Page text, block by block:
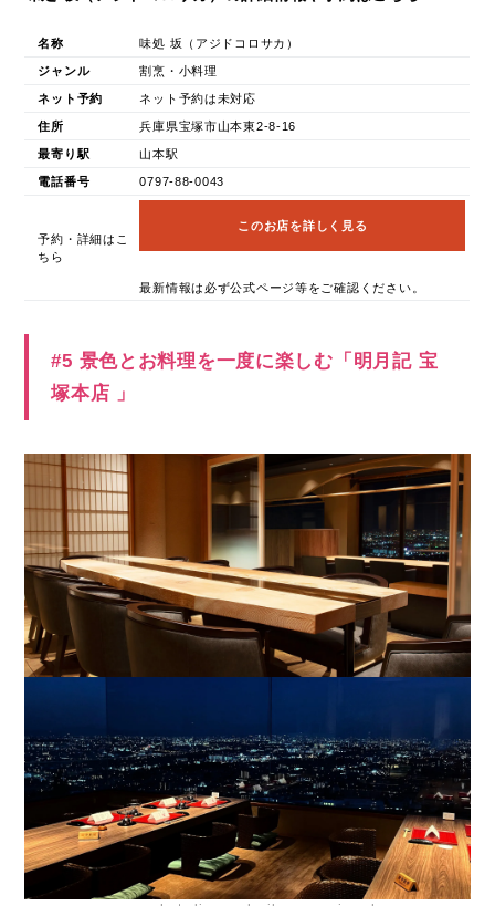
名称 味処 坂（アジドコロサカ）
ジャンル 割烹・小料理
ネット予約 ネット予約は未対応
住所 兵庫県宝塚市山本東2-8-16
最寄り駅 山本駅
電話番号 0797-88-0043
予約・詳細はこ
ちら
このお店を詳しく見る
最新情報は必ず公式ページ等をご確認ください。
#5 景色とお料理を一度に楽しむ「明月記 宝
塚本店 」